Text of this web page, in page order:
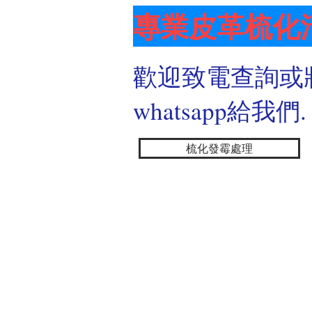
專業皮革梳化
歡迎致電查詢
whatsapp給我們.
梳化發霉處理